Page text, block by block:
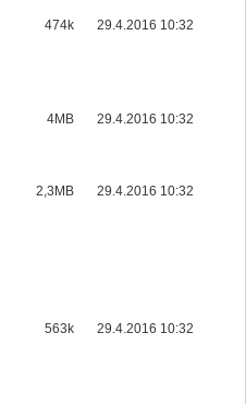
474k 29.4.2016 10:32
4MB 29.4.2016 10:32
2,3MB 29.4.2016 10:32
563k 29.4.2016 10:32